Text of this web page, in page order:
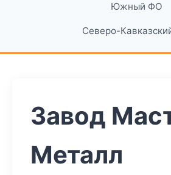
Южный ФО
Северо-
Завод
Металл